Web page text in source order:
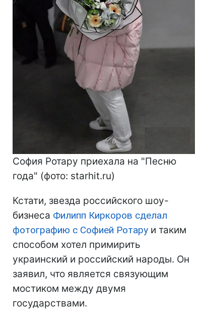
София Ротару приехала на "Песню
года" (фото: starhit.ru)
Кстати, звезда российского шоу-
бизнеса Филипп Киркоров сделал
фотографию с Софией Ротару и таким
способом хотел примирить
украинский и российский народы. Он
заявил, что является связующим
мостиком между двумя
государствами.